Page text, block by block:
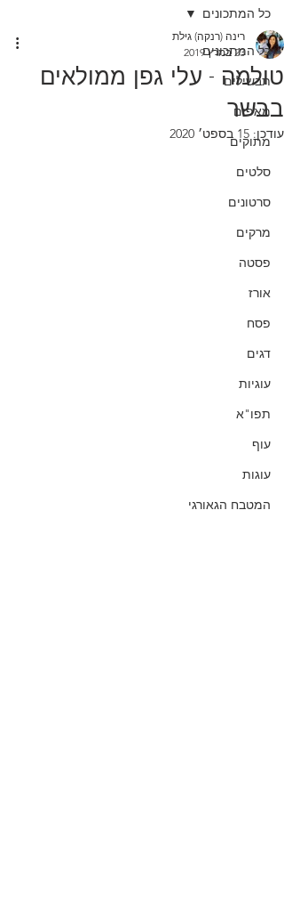
כל המתכונים
תבשילים
מאפים
מתוקים
סלטים
סרטונים
מרקים
פסטה
אורז
פסח
דגים
עוגיות
תפו"א
עוף
עוגות
המטבח הגאורגי
כל המתכונים
טולמה - עלי גפן ממולאים
בבשר
רינה (רנקה) גילת
23 במרץ 2019
עודכן: 15 בספט׳ 2020